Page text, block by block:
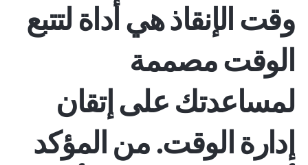
وقت الإنقاذهي أداة لتتبع
الوقت مصممة
لمساعدتك على إتقان
إدارة الوقت. من المؤكد